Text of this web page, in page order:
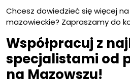
Chcesz dowiedzieć się więcej
mazowieckie? Zapraszamy do
Współpracuj z
specjalistami od
na Mazowszu!